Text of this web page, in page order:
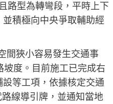
路型為轉彎段，平時上下
積極向中央爭取輔助經
間狹小容易發生交通事
度。目前施工已完成右
等工項，依據核定交通
線導引牌，並通知當地